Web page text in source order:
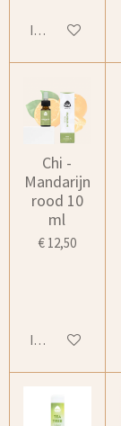
In winkelwagen
Chi -
Mandarijn
rood 10
ml
€ 12,50
In winkelwagen